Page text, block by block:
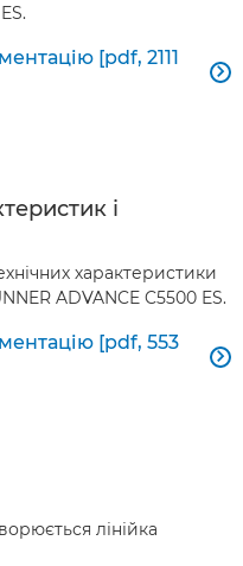
[pdf, 2111

і
характеристики
ADVANCE C5500 ES.
[pdf, 553

лінійка